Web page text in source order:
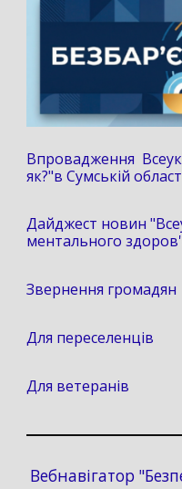
Впровадження
як?"в Сумській
Дайджест новин
ментального
Звернення громадян
Для переселенців
Для ветеранів
Вебнавігатор